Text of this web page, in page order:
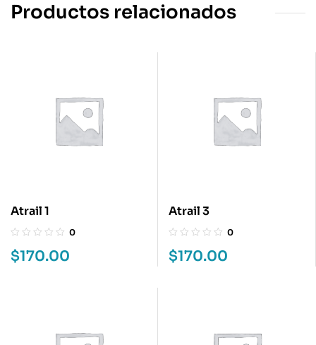
Productos relacionados
Atrail 1
0
$170.00
Atrail 3
0
$170.00